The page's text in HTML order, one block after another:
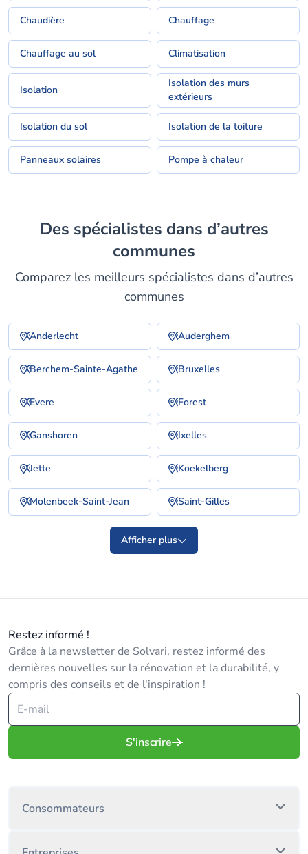
Chaudière Chauffage
Chauffage au sol Climatisation
Isolation
Isolation des murs
extérieurs
Isolation du sol Isolation de la toiture
Panneaux solaires Pompe à chaleur
Des spécialistes dans d’autres
communes
Comparez les meilleurs spécialistes dans d’autres
communes
Anderlecht Auderghem
Berchem-Sainte-Agathe Bruxelles
Evere Forest
Ganshoren Ixelles
Jette Koekelberg
Molenbeek-Saint-Jean Saint-Gilles
Afficher plus
Restez informé !
Grâce à la newsletter de Solvari, restez informé des
dernières nouvelles sur la rénovation et la durabilité, y
compris des conseils et de l'inspiration !
S'inscrire
Consommateurs